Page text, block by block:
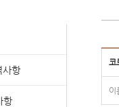
사항
항
코
이